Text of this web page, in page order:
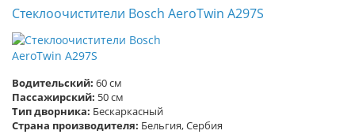
Стеклоочистители Bosch AeroTwin A297S
Водительский: 60 см
Пассажирский: 50 см
Тип дворника: Бескаркасный
Страна производителя: Бельгия, Сербия